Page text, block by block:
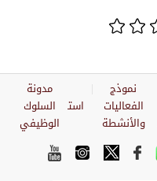
نموذج
الفعاليات
والأنشطة
استبيان
مدونة
السلوك
الوظيفي